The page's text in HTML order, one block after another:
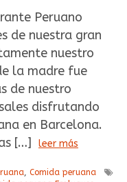
Peruano
de nuestra gran
nuestro
la madre fue
de nuestro
disfrutando
en Barcelona.
[…]
leer más
, Comida peruana